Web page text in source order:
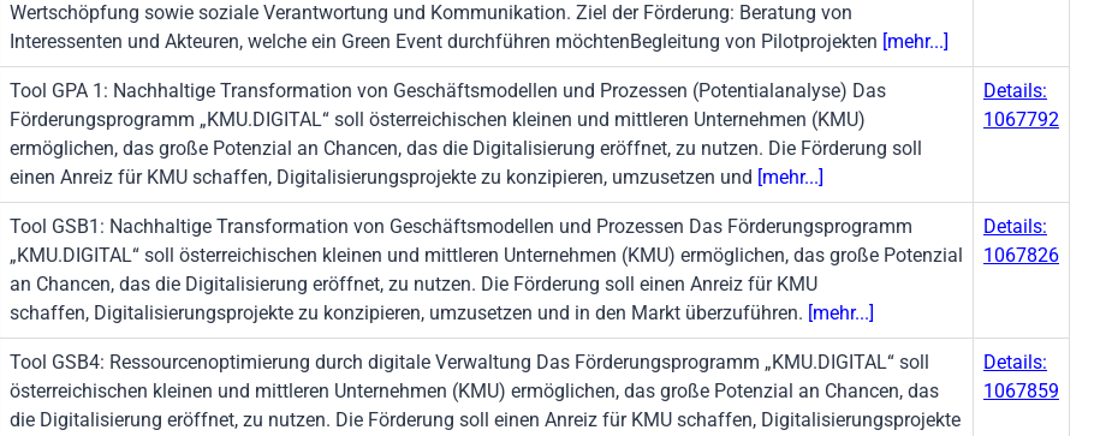
Wertschöpfung sowie soziale Verantwortung und Kommunikation. Ziel der Förderung: Beratung von
Interessenten und Akteuren, welche ein Green Event durchführen möchtenBegleitung von Pilotprojekten [mehr...]
Tool GPA 1: Nachhaltige Transformation von Geschäftsmodellen und Prozessen (Potentialanalyse) Das
Förderungsprogramm „KMU.DIGITAL“ soll österreichischen kleinen und mittleren Unternehmen (KMU)
ermöglichen, das große Potenzial an Chancen, das die Digitalisierung eröffnet, zu nutzen. Die Förderung soll
einen Anreiz für KMU schaffen, Digitalisierungsprojekte zu konzipieren, umzusetzen und [mehr...]
Details:
1067792
Tool GSB1: Nachhaltige Transformation von Geschäftsmodellen und Prozessen Das Förderungsprogramm
„KMU.DIGITAL“ soll österreichischen kleinen und mittleren Unternehmen (KMU) ermöglichen, das große Potenzial
an Chancen, das die Digitalisierung eröffnet, zu nutzen. Die Förderung soll einen Anreiz für KMU
schaffen, Digitalisierungsprojekte zu konzipieren, umzusetzen und in den Markt überzuführen. [mehr...]
Details:
1067826
Tool GSB4: Ressourcenoptimierung durch digitale Verwaltung Das Förderungsprogramm „KMU.DIGITAL“ soll
österreichischen kleinen und mittleren Unternehmen (KMU) ermöglichen, das große Potenzial an Chancen, das
die Digitalisierung eröffnet, zu nutzen. Die Förderung soll einen Anreiz für KMU schaffen, Digitalisierungsprojekte
Details:
1067859